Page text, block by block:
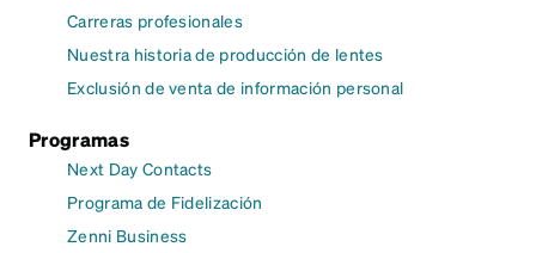
Carreras profesionales
Nuestra historia de producción de lentes
Exclusión de venta de información personal
Programas
Next Day Contacts
Programa de Fidelización
Zenni Business